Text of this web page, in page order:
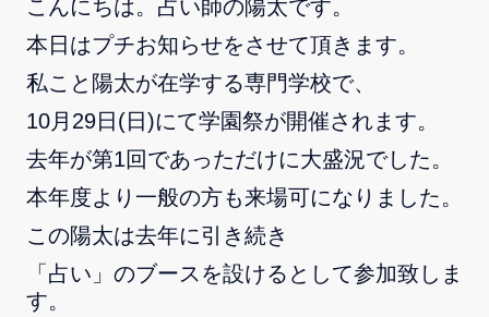
こんにちは。占い師の陽太です。
本日はプチお知らせをさせて頂きます。
私こと陽太が在学する専門学校で、
10月29日(日)にて学園祭が開催されます。
去年が第1回であっただけに大盛況でした。
本年度より一般の方も来場可になりました。
この陽太は去年に引き続き
「占い」のブースを設けるとして参加致しま
す。